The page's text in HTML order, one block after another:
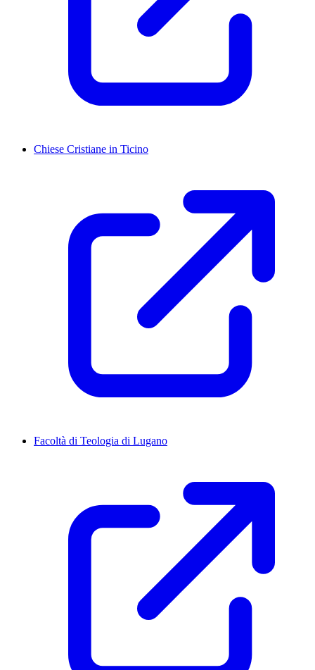
Chiese Cristiane in Ticino
Facoltà di Teologia di Lugano